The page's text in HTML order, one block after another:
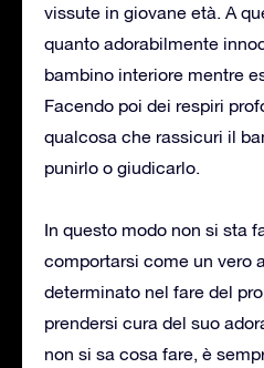
vissute in giovane età. A
quanto adorabilmente
bambino interiore mentre
Facendo poi dei respiri
qualcosa che rassicuri il
punirlo o giudicarlo.
In questo modo non si sta
comportarsi come un vero
determinato nel fare del
prendersi cura del suo
non si sa cosa fare, è